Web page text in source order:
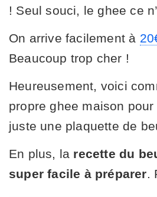
! Seul souci, le ghee ce
On arrive facilement à
Beaucoup trop cher !
Heureusement, voici
propre ghee maison
juste une plaquette de
En plus, la recette du
super facile à préparer